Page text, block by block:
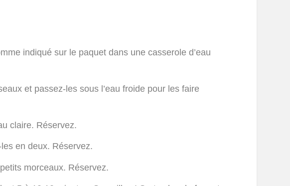
indiqué sur le paquet dans une casserole d’eau
et passez-les sous l’eau froide pour les faire
claire. Réservez.
en deux. Réservez.
morceaux. Réservez.